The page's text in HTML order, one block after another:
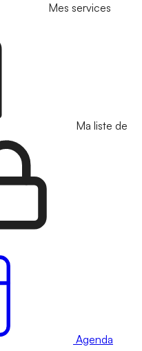
Mes services
Ma liste de
Agenda